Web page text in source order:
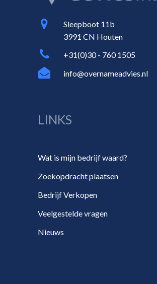
Sleepboot 11b
3991 CN Houten
+31(0)30 - 760 1505
info@overnameadvies.nl
LINKS
Wat is mijn bedrijf waard?
Zoekopdracht plaatsen
Bedrijf Verkopen
Veelgestelde vragen
Nieuws